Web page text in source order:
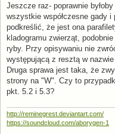
Jeszcze raz- poprawnie
wszystkie współczesne gady i
podkreślić, że jest ona
kladogramu zwierząt,
ryby. Przy opisywaniu nie
występującą z resztą w nazwie
Druga sprawa jest taka, że
strony na "W". Czy to
pkt. 5.2 i 5.3?
http://reminegrest.deviantart.com/
https://soundcloud.com/aborygen-1